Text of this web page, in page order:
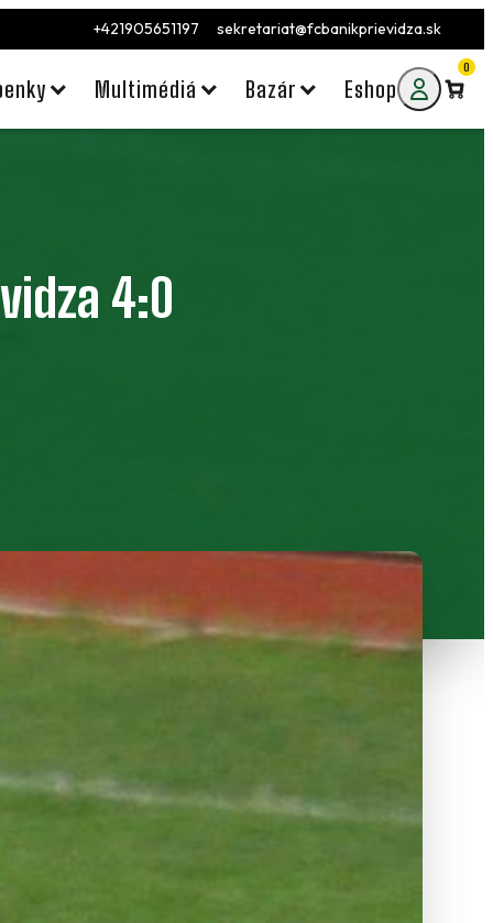
+421905651197 sekretariat@fcbanikprievidza.sk
Multimédiá Bazár Eshop
0
4:0